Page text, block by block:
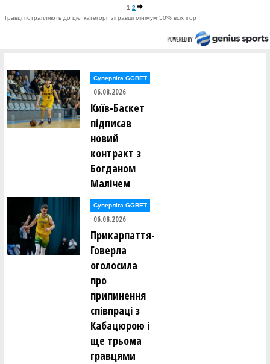
1 2
Гравці потрапляють до цієї категорії зігравші мінімум 50% всіх ігор
Суперліга GGBET
06.08.2026
Київ-Баскет
підписав
новий
контракт з
Богданом
Малічем
Суперліга GGBET
06.08.2026
Прикарпаття-
Говерла
оголосила
про
припинення
співпраці з
Кабацюрою і
ще трьома
гравцями